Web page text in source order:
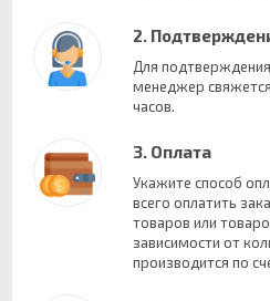
2.
Для
менеджер
часов.
3. Оплата
Укажите способ
всего оплатить
товаров или
зависимости от
производится по